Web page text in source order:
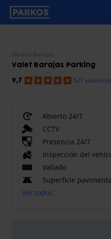
etiqueta-de-navegación-
Madrid-Barajas
Valet Barajas Parking
9,7 521
Abierto 24/7
CCTV
Presencia 24/7
Inspección del
Vallado
Superficie
Ver todos